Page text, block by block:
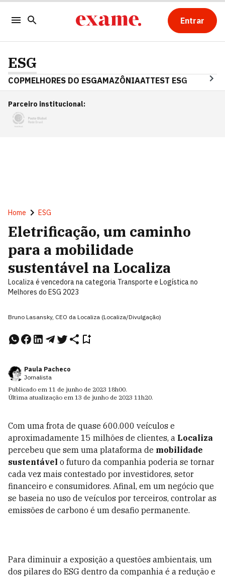
Entrar
ESG
COPMELHORES DO ESGAMAZÔNIAATTEST ESG
Parceiro institucional:
Home ESG
Eletrificação, um caminho
para a mobilidade
sustentável na Localiza
Localiza é vencedora na categoria Transporte e Logística no
Melhores do ESG 2023
Bruno Lasansky, CEO da Localiza (Localiza/Divulgação)
Paula Pacheco
Jornalista
Publicado em 11 de junho de 2023 18h00.
Última atualização em 13 de junho de 2023 11h20.
Com uma frota de quase 600.000 veículos e
aproximadamente 15 milhões de clientes, a Localiza
percebeu que sem uma plataforma de mobilidade
sustentável o futuro da companhia poderia se tornar
cada vez mais contestado por investidores, setor
financeiro e consumidores. Afinal, em um negócio que
se baseia no uso de veículos por terceiros, controlar as
emissões de carbono é um desafio permanente.
Para diminuir a exposição a questões ambientais, um
dos pilares do ESG dentro da companhia é a redução e